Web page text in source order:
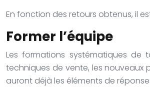
En fonction des retours obtenus, il
Former l’équipe
Les formations systématiques de
techniques de vente, les nouveaux
auront déjà les éléments de